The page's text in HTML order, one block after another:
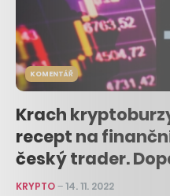
KOMENTÁŘ
Krach
recept na
český trader.
KRYPTO–14. 11. 2022